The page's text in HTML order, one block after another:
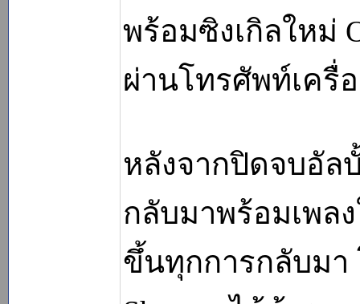
พร้อมซิงเกิลใหม่
ผ่านโทรศัพท์เครื่อ
หลังจากปิดจบอัลบั้
กลับมาพร้อมเพล
ขึ้นทุกการกลับมา